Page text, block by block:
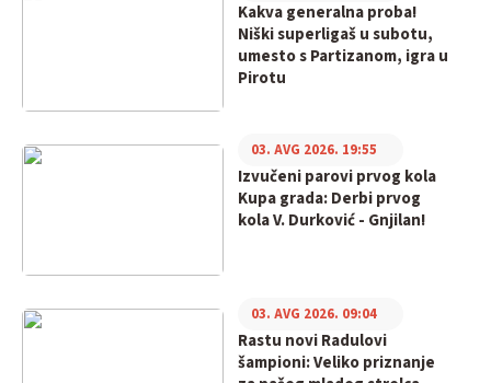
Kakva generalna proba!
Niški superligaš u subotu,
umesto s Partizanom, igra u
Pirotu
Izvučeni parovi prvog kola
Kupa grada: Derbi prvog
kola V. Durković - Gnjilan!
03. AVG 2026. 19:55
Rastu novi Radulovi
šampioni: Veliko priznanje
03. AVG 2026. 09:04